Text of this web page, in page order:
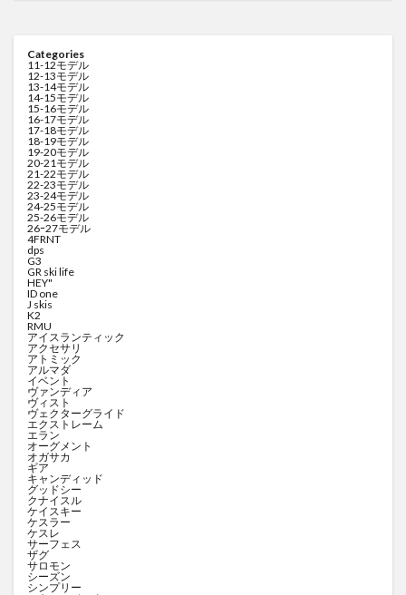
Categories
11-12モデル
12-13モデル
13-14モデル
14-15モデル
15-16モデル
16-17モデル
17-18モデル
18-19モデル
19-20モデル
20-21モデル
21-22モデル
22-23モデル
23-24モデル
24-25モデル
25-26モデル
26ｰ27モデル
4FRNT
dps
G3
GR ski life
HEY"
ID one
J skis
K2
RMU
アイスランティック
アクセサリ
アトミック
アルマダ
イベント
ヴァンディア
ヴィスト
ヴェクターグライド
エクストレーム
エラン
オーグメント
オガサカ
ギア
キャンディッド
グッドシー
クナイスル
ケイスキー
ケスラー
ケスレ
サーフェス
ザグ
サロモン
シーズン
シンプリー